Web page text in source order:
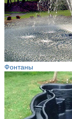
Фонтаны